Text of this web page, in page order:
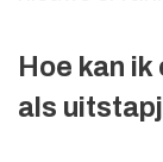
Hoe kan
als